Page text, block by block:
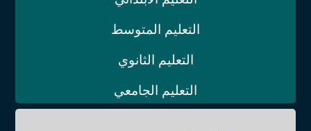
التعليم المتوسط
التعليم الثانوي
التعليم الجامعي